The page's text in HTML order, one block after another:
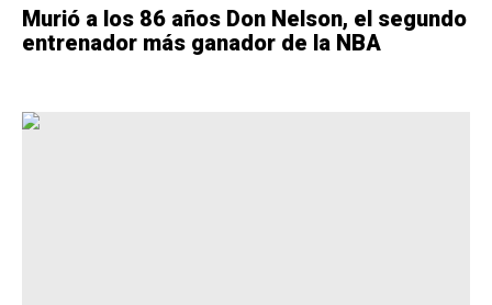
Murió a los 86 años Don Nelson, el segundo
entrenador más ganador de la NBA